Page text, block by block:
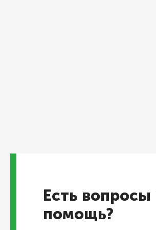
Есть
помощь?